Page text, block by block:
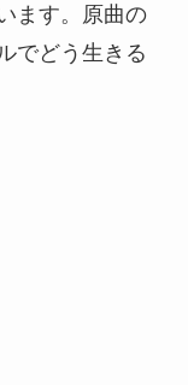
ます。原曲の
でどう生きる